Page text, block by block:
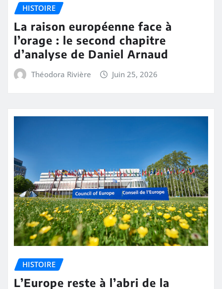
HISTOIRE
La raison européenne face à
l’orage : le second chapitre
d’analyse de Daniel Arnaud
Théodora Rivière Juin 25, 2026
HISTOIRE
L’Europe reste à l’abri de la